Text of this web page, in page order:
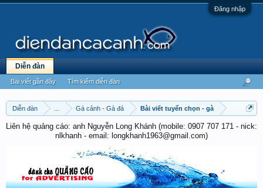
Đăng nhập
Diễn đàn Gà cảnh - Gà đá Bài viết tuyển chọn - gà
Liên hệ quảng cáo: anh Nguyễn Long Khánh (mobile: 0907 707 171 - nick:
nlkhanh - email: longkhanh1963@gmail.com)
Diễn đàn
Bài viết gần đây Tìm kiếm diễn đàn